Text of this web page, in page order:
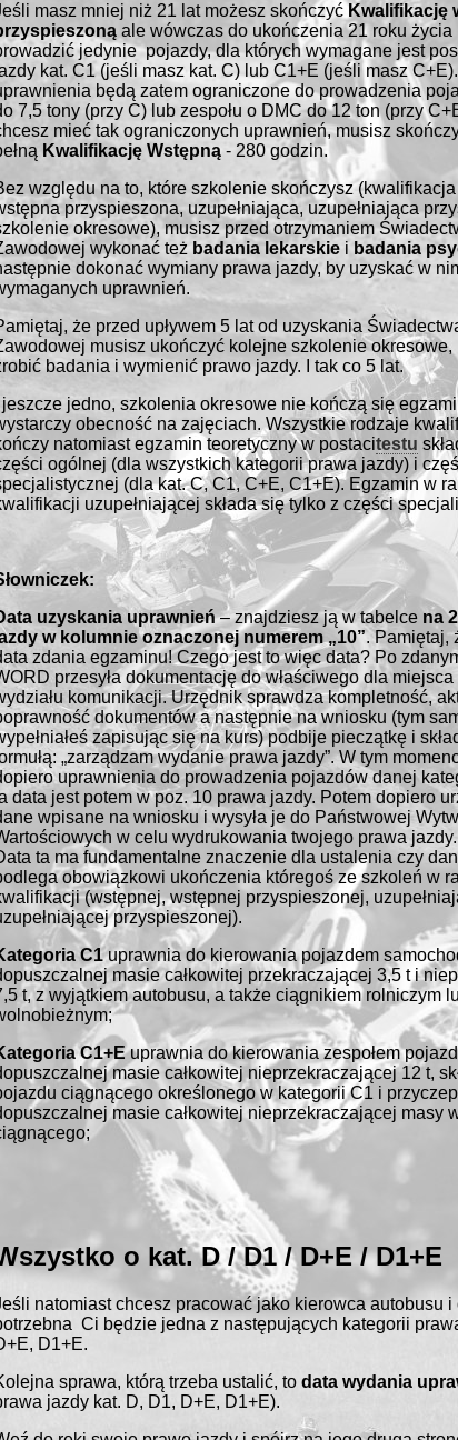
masz mniej niż 21 lat możesz skończyć Kwalifikację
ale wówczas do ukończenia 21 roku życia
jedynie pojazdy, dla których wymagane jest
kat. C1 (jeśli masz kat. C) lub C1+E (jeśli masz
będą zatem ograniczone do prowadzenia
7,5 tony (przy C) lub zespołu o DMC do 12 ton (przy
mieć tak ograniczonych uprawnień, musisz
Kwalifikację Wstępną - 280 godzin.
względu na to, które szkolenie skończysz
przyspieszona, uzupełniająca, uzupełniająca
okresowe), musisz przed otrzymaniem
wykonać też badania lekarskie i badania
dokonać wymiany prawa jazdy, by uzyskać w
uprawnień.
że przed upływem 5 lat od uzyskania
musisz ukończyć kolejne szkolenie okresowe,
badania i wymienić prawo jazdy. I tak co 5 lat.
jeszcze jedno, szkolenia okresowe nie kończą się
obecność na zajęciach. Wszystkie rodzaje
natomiast egzamin teoretyczny w postacitestu
ogólnej (dla wszystkich kategorii prawa jazdy) i
(dla kat. C, C1, C+E, C1+E). Egzamin w
uzupełniającej składa się tylko z części
uzyskania uprawnień– znajdziesz ją w tabelce na
w kolumnie oznaczonej numerem „10”. Pamiętaj,
zdania egzaminu! Czego jest to więc data? Po
przesyła dokumentację do właściwego dla
komunikacji. Urzędnik sprawdza kompletność,
dokumentów a następnie na wniosku (tym
zapisując się na kurs) podbije pieczątkę i
„zarządzam wydanie prawa jazdy”. W tym
uprawnienia do prowadzenia pojazdów danej
data jest potem w poz. 10 prawa jazdy. Potem dopiero
wpisane na wniosku i wysyła je do Państwowej
w celu wydrukowania twojego prawa jazdy.
ta ma fundamentalne znaczenie dla ustalenia czy
obowiązkowi ukończenia któregoś ze szkoleń w
(wstępnej, wstępnej przyspieszonej,
przyspieszonej).
C1uprawnia do kierowania pojazdem
masie całkowitej przekraczającej 3,5 t i
t, z wyjątkiem autobusu, a także ciągnikiem rolniczym
C1+Euprawnia do kierowania zespołem
masie całkowitej nieprzekraczającej 12 t,
ciągnącego określonego w kategorii C1 i
masie całkowitej nieprzekraczającej masy
o kat. D / D1 / D+E / D1+E
natomiast chcesz pracować jako kierowca autobusu i
Ci będzie jedna z następujących kategorii
D1+E.
sprawa, którą trzeba ustalić, to data wydania
jazdy kat. D, D1, D+E, D1+E).